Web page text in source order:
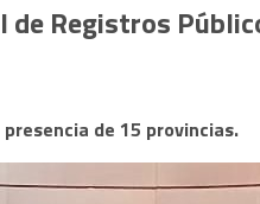
de Registros
de 15 provincias.